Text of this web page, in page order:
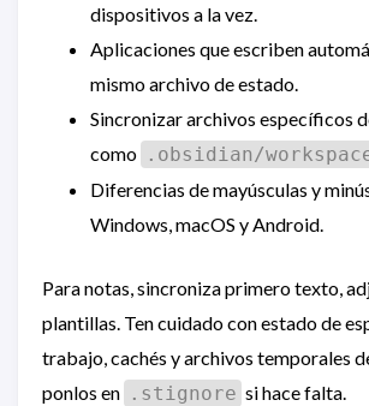
dispositivos a la vez.
Aplicaciones que escriben
mismo archivo de estado.
Sincronizar archivos específicos
como .obsidian/
Diferencias de mayúsculas y
Windows, macOS y Android.
Para notas, sincroniza primero texto,
plantillas. Ten cuidado con estado de
trabajo, cachés y archivos temporales
ponlos en .stignore si hace falta.